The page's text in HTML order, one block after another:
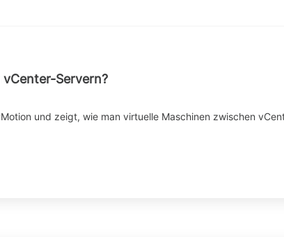
Servern?
und zeigt, wie man virtuelle Maschinen zwischen